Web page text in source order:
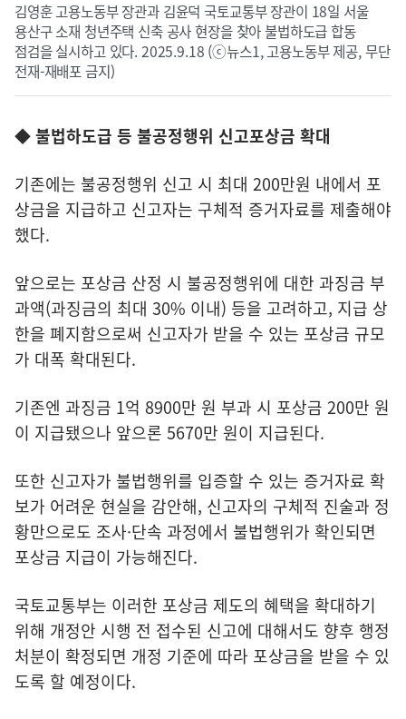
김영훈 고용노동부 장관과 김윤덕 국토교통부 장관이 18일 서울
용산구 소재 청년주택 신축 공사 현장을 찾아 불법하도급 합동
점검을 실시하고 있다. 2025.9.18 (ⓒ뉴스1, 고용노동부 제공, 무단
전재-재배포 금지)
◆ 불법하도급 등 불공정행위 신고포상금 확대
기존에는 불공정행위 신고 시 최대 200만원 내에서 포
상금을 지급하고 신고자는 구체적 증거자료를 제출해야
했다.
앞으로는 포상금 산정 시 불공정행위에 대한 과징금 부
과액(과징금의 최대 30% 이내) 등을 고려하고, 지급 상
한을 폐지함으로써 신고자가 받을 수 있는 포상금 규모
가 대폭 확대된다.
기존엔 과징금 1억 8900만 원 부과 시 포상금 200만 원
이 지급됐으나 앞으론 5670만 원이 지급된다.
또한 신고자가 불법행위를 입증할 수 있는 증거자료 확
보가 어려운 현실을 감안해, 신고자의 구체적 진술과 정
황만으로도 조사·단속 과정에서 불법행위가 확인되면
포상금 지급이 가능해진다.
국토교통부는 이러한 포상금 제도의 혜택을 확대하기
위해 개정안 시행 전 접수된 신고에 대해서도 향후 행정
처분이 확정되면 개정 기준에 따라 포상금을 받을 수 있
도록 할 예정이다.